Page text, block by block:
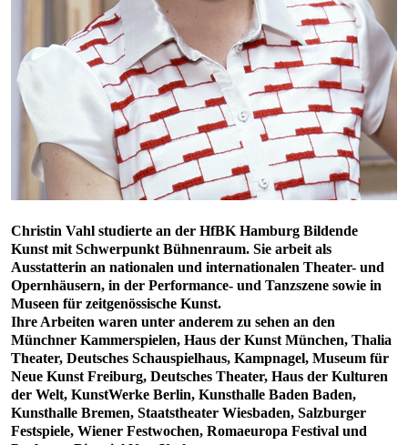
Christin Vahl studierte an der HfBK Hamburg Bildende
Kunst mit Schwerpunkt Bühnenraum. Sie arbeit als
Ausstatterin an nationalen und internationalen Theater- und
Opernhäusern, in der Performance- und Tanzszene sowie in
Museen für zeitgenössische Kunst.
Ihre Arbeiten waren unter anderem zu sehen an den
Münchner Kammerspielen, Haus der Kunst München, Thalia
Theater, Deutsches Schauspielhaus, Kampnagel, Museum für
Neue Kunst Freiburg, Deutsches Theater, Haus der Kulturen
der Welt, KunstWerke Berlin, Kunsthalle Baden Baden,
Kunsthalle Bremen, Staatstheater Wiesbaden, Salzburger
Festspiele, Wiener Festwochen, Romaeuropa Festival und